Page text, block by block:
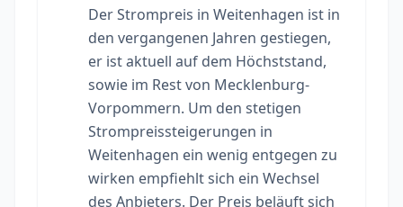
Der Strompreis in Weitenhagen ist in
den vergangenen Jahren gestiegen,
er ist aktuell auf dem Höchststand,
sowie im Rest von Mecklenburg-
Vorpommern. Um den stetigen
Strompreissteigerungen in
Weitenhagen ein wenig entgegen zu
wirken empfiehlt sich ein Wechsel
des Anbieters. Der Preis beläuft sich